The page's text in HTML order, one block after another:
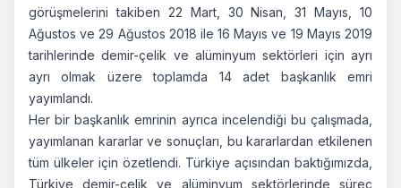
görüşmelerini takiben 22 Mart, 30 Nisan, 31 Mayıs, 10
Ağustos ve 29 Ağustos 2018 ile 16 Mayıs ve 19 Mayıs 2019
tarihlerinde demir-çelik ve alüminyum sektörleri için ayrı
ayrı olmak üzere toplamda 14 adet başkanlık emri
yayımlandı.
Her bir başkanlık emrinin ayrıca incelendiği bu çalışmada,
yayımlanan kararlar ve sonuçları, bu kararlardan etkilenen
tüm ülkeler için özetlendi. Türkiye açısından baktığımızda,
Türkiye demir-çelik ve alüminyum sektörlerinde süreç